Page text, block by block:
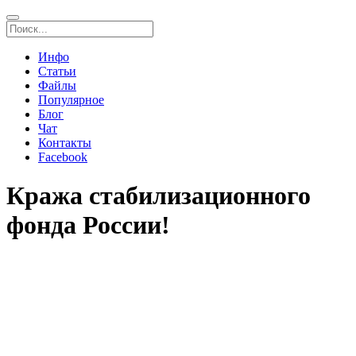
Инфо
Статьи
Файлы
Популярное
Блог
Чат
Контакты
Facebook
Кража стабилизационного
фонда России!